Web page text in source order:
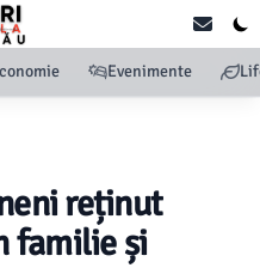
Evenimente
reținut
familie și